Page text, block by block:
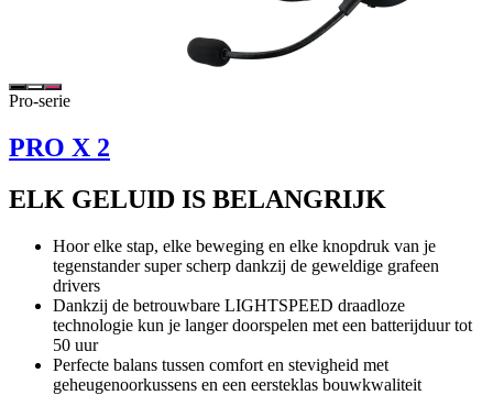
Pro-serie
PRO X 2
ELK GELUID IS BELANGRIJK
Hoor elke stap, elke beweging en elke knopdruk van je
tegenstander super scherp dankzij de geweldige grafeen
drivers
Dankzij de betrouwbare LIGHTSPEED draadloze
technologie kun je langer doorspelen met een batterijduur tot
50 uur
Perfecte balans tussen comfort en stevigheid met
geheugenoorkussens en een eersteklas bouwkwaliteit